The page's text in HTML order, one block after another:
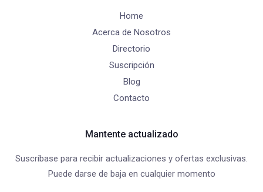
Home
Acerca de Nosotros
Directorio
Suscripción
Blog
Contacto
Mantente actualizado
Suscríbase para recibir actualizaciones y ofertas exclusivas.
Puede darse de baja en cualquier momento